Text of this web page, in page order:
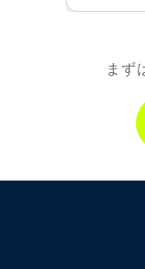
まず